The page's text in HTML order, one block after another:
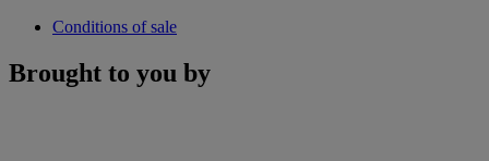
Conditions of sale
Brought to you by